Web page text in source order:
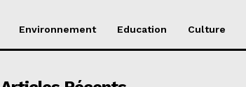
Environnement Education Culture